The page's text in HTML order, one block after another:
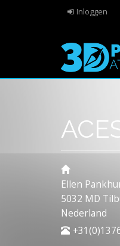
Overslaan en naar deInloggen
Ellen
5032 MD
Nederland